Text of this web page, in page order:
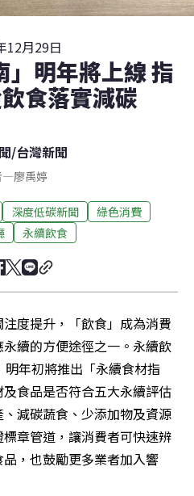
12月29日
」明年將上線 指
食落實減碳
/台灣新聞
—廖禹婷
深度低碳新聞
綠色消費
永續飲食
度提升，「飲食」成為消費
續的方便途徑之一。永續飲
年初將推出「永續食材指
食品是否符合五大永續評估
減碳蔬食、少添加物及資源
章管道，讓消費者可快速辨
，也鼓勵更多業者加入響